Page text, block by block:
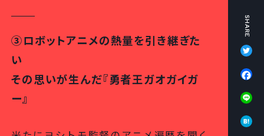
③ロボットアニメの熱量を引き継ぎた
い
その思いが生んだ『勇者王ガオガイガ
ー』